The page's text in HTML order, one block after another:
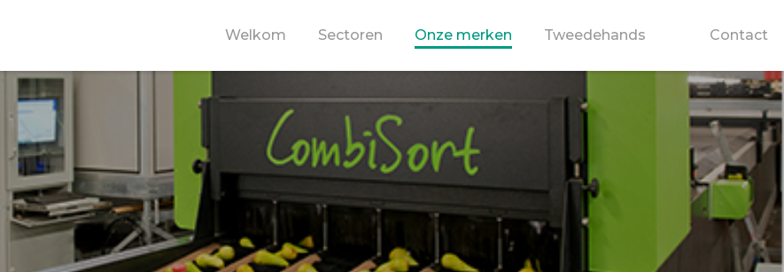
Welkom Sectoren Onze merken Tweedehands Contact